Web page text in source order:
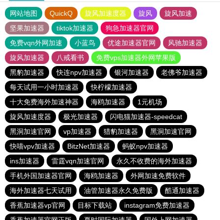
网站地图 QuickQ 旋风加速度器 旋风
旋风加速
坚果加速器
tiktok加速器
狗急加速器官网
免费vqn外网加速
小蓝鸟 优途加速器官网
风驰加速器
旋风加速器
八戒看书
免费vps加速器外网苹果版
黑豹加速器
快连npv加速器 银河加速器
老佛爷加速器
每天试用一小时加速器
快柠檬加速器
十大免费海外加速神器
海鸥加速器
1元机场
旋风加速度器
极光加速器
闪电猫加速器-speedcat
黑洞加速官网
vp加速器 猎豹加速器
黑洞加速官网
快喵vpv加速器
BitzNet加速器
蚂蚁npv加速器
ins加速器
雷霆vqn加速官网
永久不收费的海外加速器
手机外国加速器官网
海鸥加速器
外网加速免费软件
海外加速器七天试用
油管加速器永久免费版
酷通加速器
香蕉加速器vp官网
目标下载站
instagram免费加速器